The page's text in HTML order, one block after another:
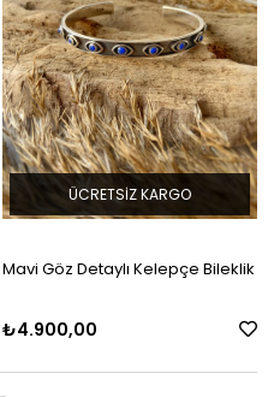
Kırmızı Detaylı Göz Kelepçe
₺4.900,00
ÜCRETSIZ KARGO